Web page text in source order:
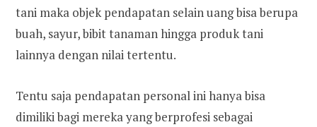
tani maka objek pendapatan selain uang bisa berupa
buah, sayur, bibit tanaman hingga produk tani
lainnya dengan nilai tertentu.
Tentu saja pendapatan personal ini hanya bisa
dimiliki bagi mereka yang berprofesi sebagai